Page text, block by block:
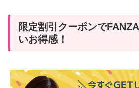
限定割引クーポンで
いお得感！